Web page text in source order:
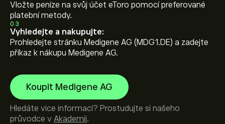
Vložte peníze na svůj účet eToro pomocí preferované
platební metody.
03
Vyhledejte a nakupujte:
Prohledejte stránku Medigene AG (MDG1.DE) a zadejte
příkaz k nákupu Medigene AG.
Koupit Medigene AG
Hledáte vice informací? Prostudujte si našeho
průvodce v Akademii.